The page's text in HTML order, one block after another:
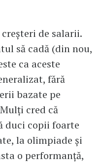
de salarii.
să cadă (din nou,
ca aceste
fără
bazate pe
cred că
duci copii foarte
la olimpiade și
o performanță,